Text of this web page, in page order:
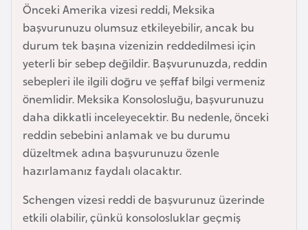
Önceki Amerika vizesi reddi, Meksika
başvurunuzu olumsuz etkileyebilir, ancak bu
durum tek başına vizenizin reddedilmesi için
yeterli bir sebep değildir. Başvurunuzda, reddin
sebepleri ile ilgili doğru ve şeffaf bilgi vermeniz
önemlidir. Meksika Konsolosluğu, başvurunuzu
daha dikkatli inceleyecektir. Bu nedenle, önceki
reddin sebebini anlamak ve bu durumu
düzeltmek adına başvurunuzu özenle
hazırlamanız faydalı olacaktır.
Schengen vizesi reddi de başvurunuz üzerinde
etkili olabilir, çünkü konsolosluklar geçmiş
B
a
n
g
l
a
d
e
ş
B